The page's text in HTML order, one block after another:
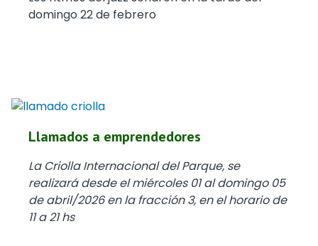
domingo 22 de febrero
Llamados a emprendedores
La Criolla Internacional del Parque, se
realizará desde el miércoles 01 al domingo 05
de abril/2026 en la fracción 3, en el horario de
11 a 21 hs